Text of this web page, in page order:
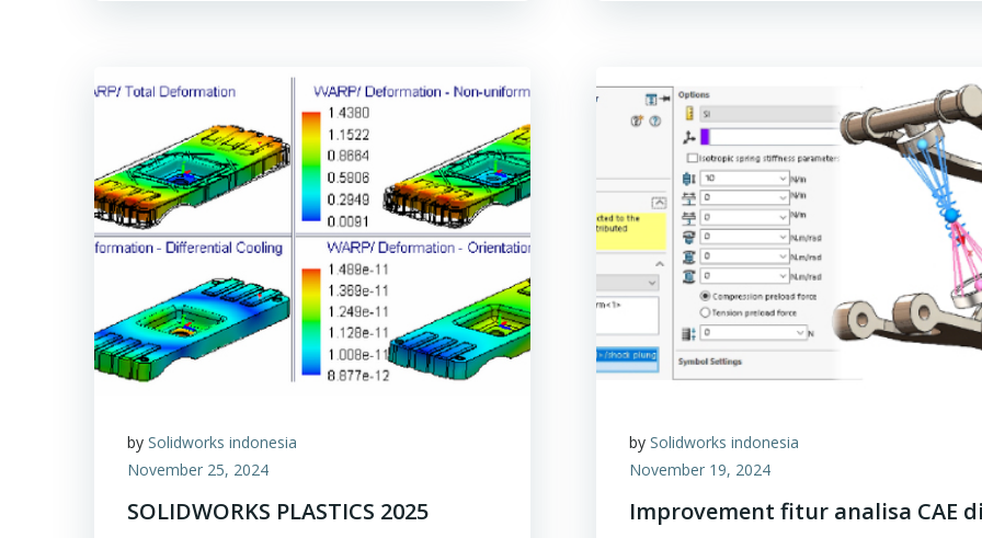
by Solidworks indonesia
November 25, 2024
SOLIDWORKS PLASTICS 2025
bySolidworks indonesia
November 19, 2024
Improvement fitur analisa CAE